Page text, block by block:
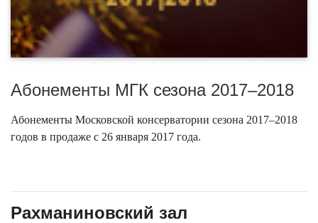
Абонементы МГК сезона 2017–2018
Абонементы Московской консерватории сезона 2017–2018
годов в продаже с 26 января 2017 года.
Рахманиновский зал